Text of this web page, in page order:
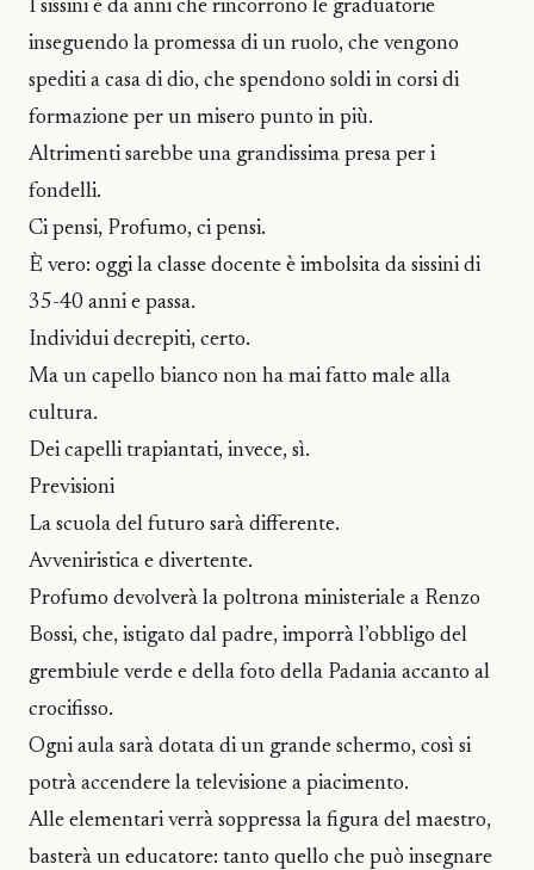
I sissini è da anni che rincorrono le graduatorie
inseguendo la promessa di un ruolo, che vengono
spediti a casa di dio, che spendono soldi in corsi di
formazione per un misero punto in più.
Altrimenti sarebbe una grandissima presa per i
fondelli.
Ci pensi, Profumo, ci pensi.
È vero: oggi la classe docente è imbolsita da sissini di
35-40 anni e passa.
Individui decrepiti, certo.
Ma un capello bianco non ha mai fatto male alla
cultura.
Dei capelli trapiantati, invece, sì.
Previsioni
La scuola del futuro sarà differente.
Avveniristica e divertente.
Profumo devolverà la poltrona ministeriale a Renzo
Bossi, che, istigato dal padre, imporrà l’obbligo del
grembiule verde e della foto della Padania accanto al
crocifisso.
Ogni aula sarà dotata di un grande schermo, così si
potrà accendere la televisione a piacimento.
Alle elementari verrà soppressa la figura del maestro,
basterà un educatore: tanto quello che può insegnare